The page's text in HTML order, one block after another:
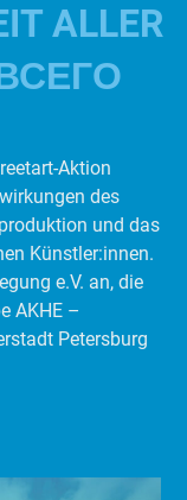
ALLER
Aktion
des
und das
Künstler:innen.
e.V. an, die
AKHE –
Petersburg